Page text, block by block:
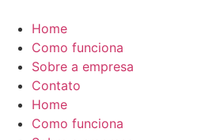
Home
Como funciona
Sobre a empresa
Contato
Home
Como funciona